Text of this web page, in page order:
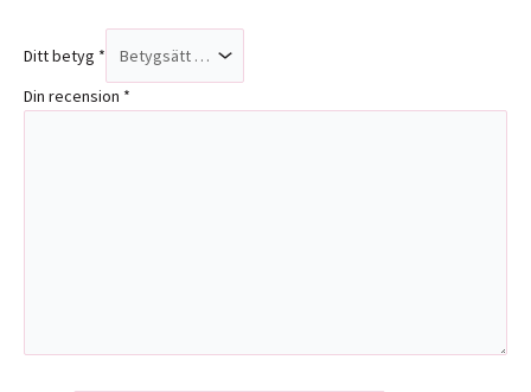
Ditt betyg *
Din recension *